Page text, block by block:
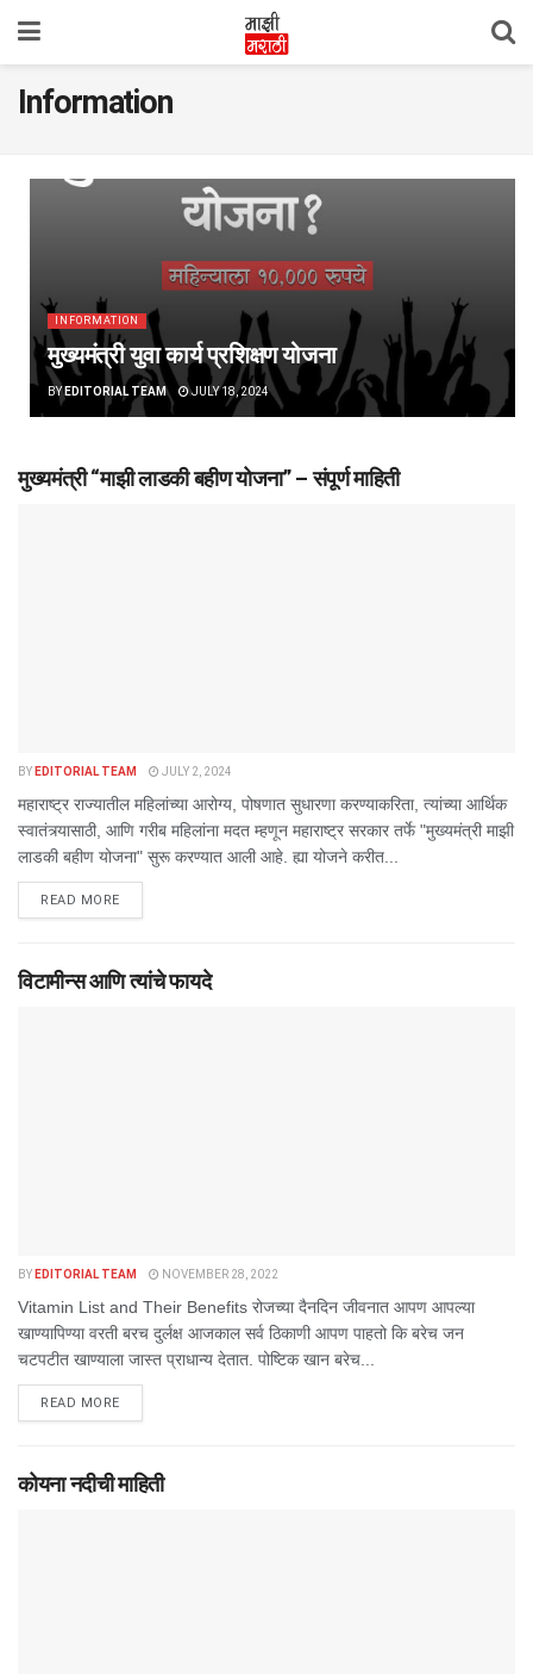
Information
INFORMATION
मुख्यमंत्री युवा कार्य प्रशिक्षण योजना
BY EDITORIAL TEAM JULY 18, 2024
मुख्यमंत्री “माझी लाडकी बहीण योजना” – संपूर्ण माहिती
BY EDITORIAL TEAM JULY 2, 2024
महाराष्ट्र राज्यातील महिलांच्या आरोग्य, पोषणात सुधारणा करण्याकरिता, त्यांच्या आर्थिक
स्वातंत्र्यासाठी, आणि गरीब महिलांना मदत म्हणून महाराष्ट्र सरकार तर्फे "मुख्यमंत्री माझी
लाडकी बहीण योजना" सुरू करण्यात आली आहे. ह्या योजने करीत...
READ MOREDETAILS
विटामीन्स आणि त्यांचे फायदे
BY EDITORIAL TEAM NOVEMBER 28, 2022
Vitamin List and Their Benefits रोजच्या दैनदिन जीवनात आपण आपल्या
खाण्यापिण्या वरती बरच दुर्लक्ष आजकाल सर्व ठिकाणी आपण पाहतो कि बरेच जन
चटपटीत खाण्याला जास्त प्राधान्य देतात. पोष्टिक खान बरेच...
READ MOREDETAILS
कोयना नदीची माहिती